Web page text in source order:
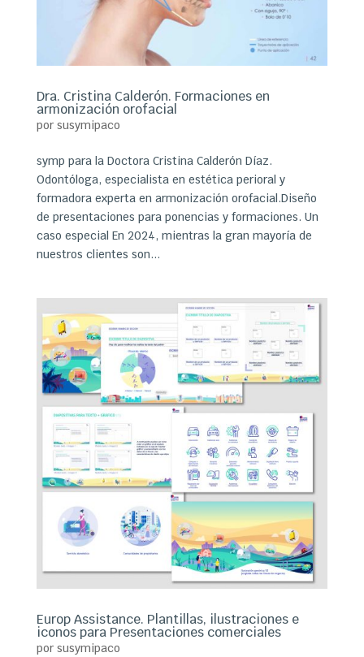
Dra. Cristina Calderón. Formaciones en
armonización orofacial
por susymipaco
symp para la Doctora Cristina Calderón Díaz.
Odontóloga, especialista en estética perioral y
formadora experta en armonización orofacial.Diseño
de presentaciones para ponencias y formaciones. Un
caso especial En 2024, mientras la gran mayoría de
nuestros clientes son...
Europ Assistance. Plantillas, ilustraciones e
iconos para Presentaciones comerciales
por susymipaco